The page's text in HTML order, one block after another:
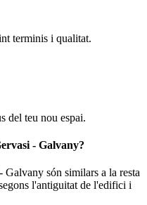
terminis i qualitat.
del teu nou espai.
- Galvany?
Galvany són similars a la resta
l'antiguitat de l'edifici i